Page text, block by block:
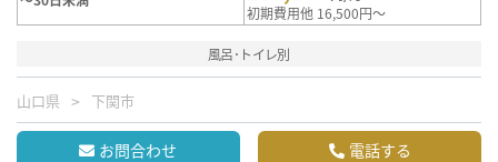
初期費用他 16,500円～
風呂･トイレ別
山口県 下関市
お問合わせ 電話する